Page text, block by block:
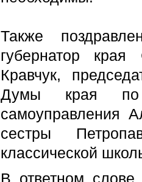
Также
губернатор
Кравчук,
Думы края по
самоуправления
сестры
классической
В ответном слове